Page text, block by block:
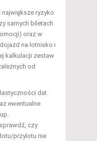
największe ryzyko
samych biletach
oraz w
na lotnisko i
kalkulacji zestaw
od
dat
ewentualne
sprawdź, czy
przylotu nie